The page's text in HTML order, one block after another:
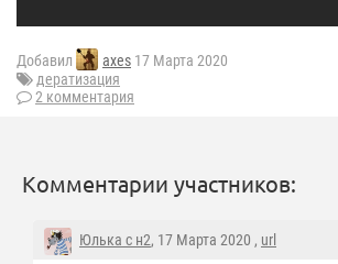
Добавил axes 17 Марта 2020
дератизация
2 комментария
Комментарии участников:
Юлька с н2, 17 Марта 2020 , url